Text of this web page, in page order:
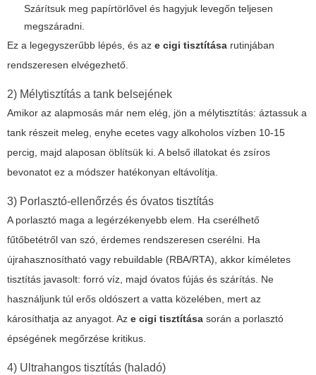
Szárítsuk meg papírtörlővel és hagyjuk levegőn teljesen
megszáradni.
Ez a legegyszerűbb lépés, és az e cigi tisztítása rutinjában
rendszeresen elvégezhető.
2) Mélytisztítás a tank belsejének
Amikor az alapmosás már nem elég, jön a mélytisztítás: áztassuk a
tank részeit meleg, enyhe ecetes vagy alkoholos vízben 10-15
percig, majd alaposan öblítsük ki. A belső illatokat és zsíros
bevonatot ez a módszer hatékonyan eltávolítja.
3) Porlasztó-ellenőrzés és óvatos tisztítás
A porlasztó maga a legérzékenyebb elem. Ha cserélhető
fűtőbetétről van szó, érdemes rendszeresen cserélni. Ha
újrahasznosítható vagy rebuildable (RBA/RTA), akkor kíméletes
tisztítás javasolt: forró víz, majd óvatos fújás és szárítás. Ne
használjunk túl erős oldószert a vatta közelében, mert az
károsíthatja az anyagot. Az e cigi tisztítása során a porlasztó
épségének megőrzése kritikus.
4) Ultrahangos tisztítás (haladó)